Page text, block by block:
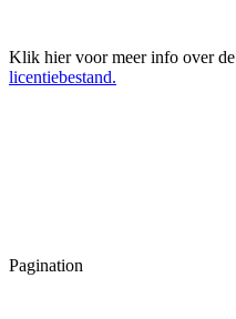
Klik hier voor meer info over de
licentiebestand.
Pagination